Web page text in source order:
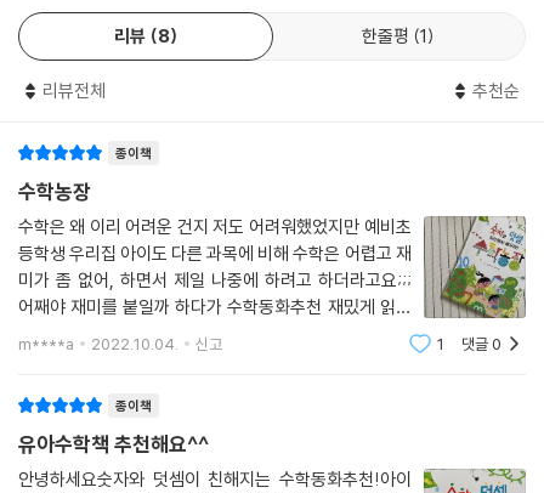
‘수와 덧셈’의 원리를
찾아 가는 뜻밖의 여정
이 이야기의 주인공은 여느 어린이처럼 수학에 서툰 초등학생들입니다. 수
있다는 엄마의 말을 믿기 어려워합니다. 아니, 교과서나 문제집 말고 자연
에서 수학을 배운다니요? 물음표투성이로 농장에 도착한 두 남매는 ‘셈
짱’과 ‘수짱’이란 별명으로 여섯 가지 수학 미션에 도전합니다. 그리고 놀랍
게도 농장 여기저기에서 새로운 수학의 비밀을 발견해 나가지요.
둘은 모양새가 제각기 다른 꽃이나 가축, 곤충을 관찰하며 여러 가지 수를
찾아냅니다. 알고 보면 숫자는 우리 주변에 숨겨져 있다는 걸 알아차리죠.
칸이 나뉘어 있는 달걀 용기에 달걀을 채워 넣으며 덧셈의 법칙을 알아 가
수를 기억해야 한다는 중요한 핵심을 깨닫습니다. 이렇듯 주인공들이 미션
을 풀어 나가는 과정을 따라가면서, 우리는 수 연산과 관련된 흥미로운 사
리뷰 8 한줄평 1
리뷰전체 추천순
종이책
수학농장
수학은 왜 이리 어려운 건지 저도 어려워했었지만 예비초
등학생 우리집 아이도 다른 과목에 비해 수학은 어렵고 재
미가 좀 없어, 하면서 제일 나중에 하려고 하더라고요;;;
어째야 재미를 붙일까 하다가 수학동화추천 재밌게 읽을
m****a 2022.10.04. 신고 1 댓글0
종이책
유아수학책 추천해요^^
안녕하세요숫자와 덧셈이 친해지는 수학동화추천!아이